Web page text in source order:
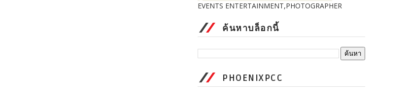
EVENTS ENTERTAINMENT,PHOTOGRAPHER
ค้นหาบล็อกนี้
PHOENIXPCC